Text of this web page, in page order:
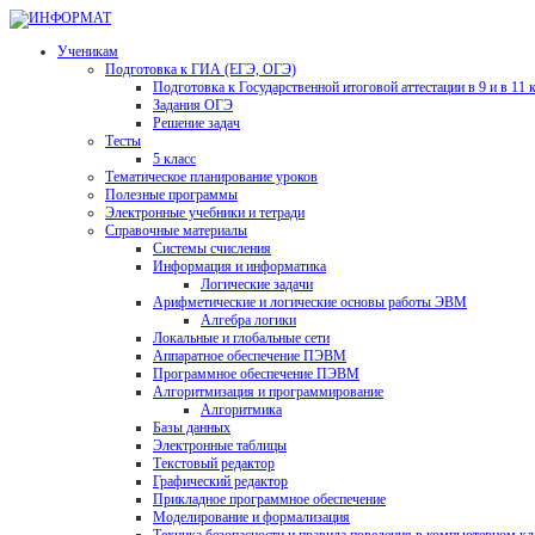
Ученикам
Подготовка к ГИА (ЕГЭ, ОГЭ)
Подготовка к Государственной итоговой аттестации в 9 и в 11
Задания ОГЭ
Решение задач
Тесты
5 класс
Тематическое планирование уроков
Полезные программы
Электронные учебники и тетради
Справочные материалы
Системы счисления
Информация и информатика
Логические задачи
Арифметические и логические основы работы ЭВМ
Алгебра логики
Локальные и глобальные сети
Аппаратное обеспечение ПЭВМ
Программное обеспечение ПЭВМ
Алгоритмизация и программирование
Алгоритмика
Базы данных
Электронные таблицы
Текстовый редактор
Графический редактор
Прикладное программное обеспечение
Моделирование и формализация